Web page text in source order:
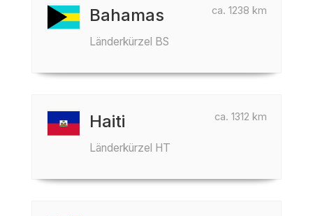
ca. 1238 km
Bahamas
Länderkürzel BS
ca. 1312 km
Haiti
Länderkürzel HT